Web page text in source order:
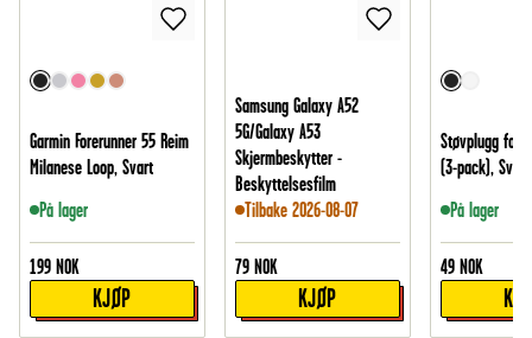
Garmin Forerunner 55 Reim
Milanese Loop, Svart
På lager
199 NOK
KJØP
Samsung Galaxy A52
5G/Galaxy A53
Skjermbeskytter -
Beskyttelsesfilm
Tilbake 2026-08-07
79 NOK
KJØP
Støvplugg for
(3-pack), Svart
På lager
49 NOK